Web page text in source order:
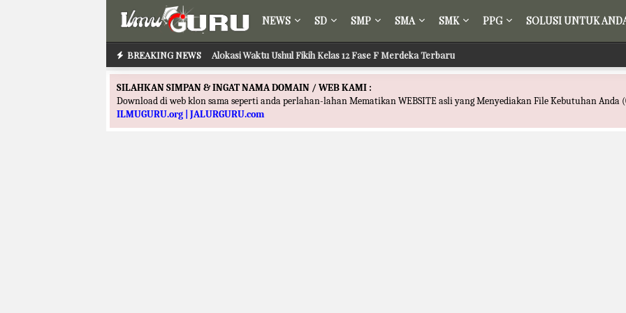
NEWS SD SMP SMA SMK PPG SOLUSI UNTUK
BREAKING NEWS Alokasi Waktu Ushul Fikih Kelas 12 Fase F Merdeka Terbaru
Alokasi Waktu Ilmu Tafsir Kelas 12 Fase F Merdeka Terbaru
SILAHKAN SIMPAN & INGAT NAMA DOMAIN / WEB KAMI :
Download di web klon sama seperti anda perlahan-lahan Mematikan WEBSITE asli yang Menyediakan File Kebutuhan Anda
ILMUGURU.org | JALURGURU.com